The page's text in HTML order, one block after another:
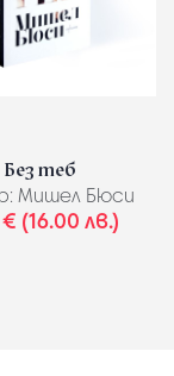
Без теб
Мишел Бюси
€ (16.00 лв.)